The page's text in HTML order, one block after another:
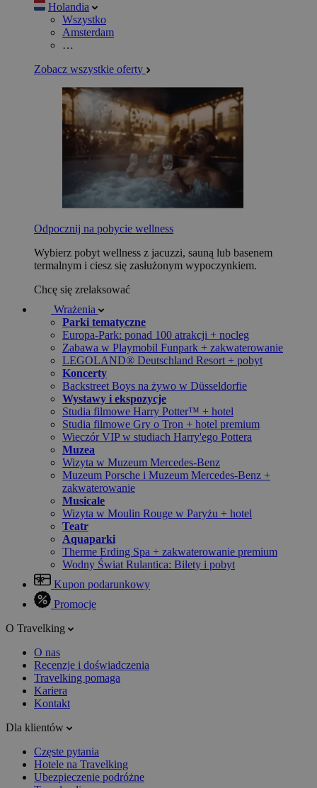
Holandia
Wszystko
Amsterdam
…
Zobacz wszystkie oferty
Odpocznij na pobycie wellness
Wybierz pobyt wellness z jacuzzi, sauną lub basenem
termalnym i ciesz się zasłużonym wypoczynkiem.
Chcę się zrelaksować
Wrażenia
Parki tematyczne
Europa-Park: ponad 100 atrakcji + nocleg
Zabawa w Playmobil Funpark + zakwaterowanie
LEGOLAND® Deutschland Resort + pobyt
Koncerty
Backstreet Boys na żywo w Düsseldorfie
Wystawy i ekspozycje
Studia filmowe Harry Potter™ + hotel
Studia filmowe Gry o Tron + hotel premium
Wieczór VIP w studiach Harry'ego Pottera
Muzea
Wizyta w Muzeum Mercedes-Benz
Muzeum Porsche i Muzeum Mercedes-Benz +
zakwaterowanie
Musicale
Wizyta w Moulin Rouge w Paryżu + hotel
Teatr
Aquaparki
Therme Erding Spa + zakwaterowanie premium
Wodny Świat Rulantica: Bilety i pobyt
Kupon podarunkowy
Promocje
O Travelking
O nas
Recenzje i doświadczenia
Travelking pomaga
Kariera
Kontakt
Dla klientów
Częste pytania
Hotele na Travelking
Ubezpieczenie podróżne